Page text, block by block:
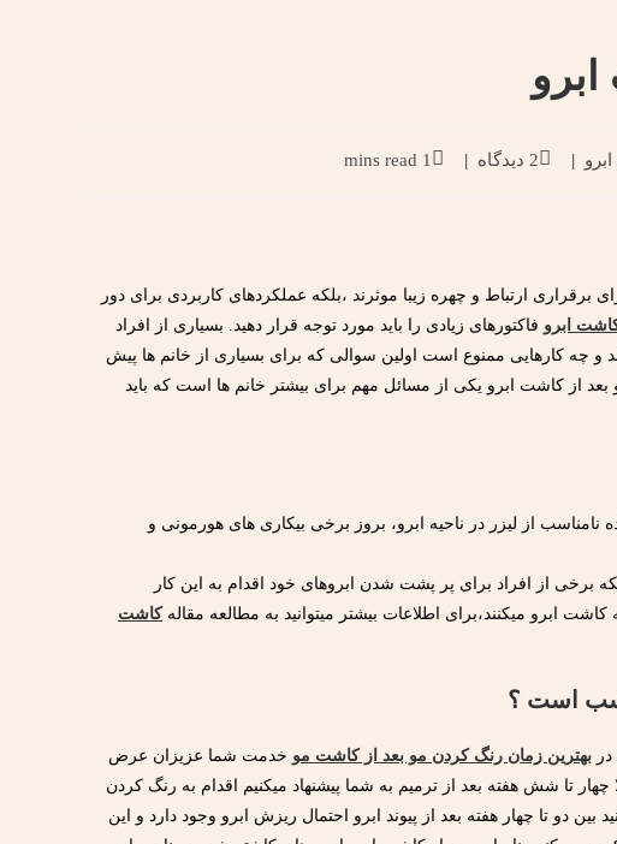
2 دیدگاه 1 mins read
برقراری ارتباط و چهره زیبا موثرند ،بلکه عملکردهای کاربردی برای دور
ابرو فاکتورهای زیادی را باید مورد توجه قرار دهید. بسیاری از افراد
و چه کارهایی ممنوع است اولین سوالی که برای بسیاری از خانم ها پیش
بعد از کاشت ابرو یکی از مسائل مهم برای بیشتر خانم ها است که باید
نامناسب از لیزر در ناحیه ابرو، بروز برخی بیکاری های هورمونی و
از افراد برای پر پشت شدن ابروهای خود اقدام به این کار
ابرو میکنند،برای اطلاعات بیشتر میتوانید به مطالعه مقالهکاشت
است ؟
بهترین زمان رنگ کردن مو بعد از کاشت مو خدمت شما عزیزان عرض
تا شش هفته بعد از ترمیم به شما پیشنهاد میکنیم اقدام به رنگ کردن
دو تا چهار هفته بعد از پیوند ابرو احتمال ریزش ابرو وجود دارد و این